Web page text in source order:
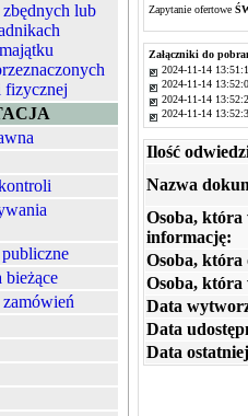
lub
bieżące
Zapytanie ofertowe
Załączniki do
2024-11-14
2024-11-14
2024-11-14
2024-11-14
Ilość
Nazwa
Osoba, która
informację:
Osoba, która
Osoba, która
Data
Data
Data